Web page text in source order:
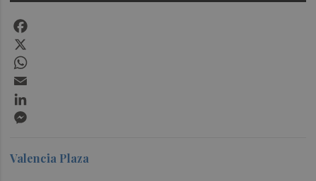
Valencia Plaza